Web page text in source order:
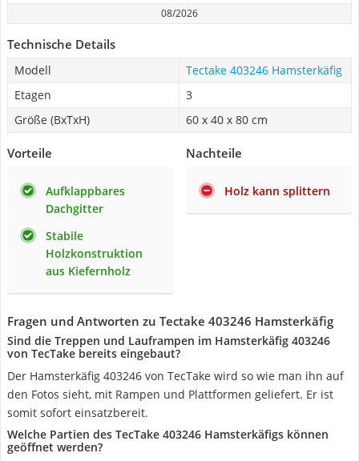
08/2026
Technische Details
Modell
Tectake 403246 Hamsterkäfig
Etagen
3
Größe (BxTxH)
60 x 40 x 80 cm
Vorteile
Aufklappbares
Dachgitter
Stabile
Holzkonstruktion
aus Kiefernholz
Nachteile
Holz kann splittern
Fragen und Antworten zu Tectake 403246 Hamsterkäfig
Sind die Treppen und Lauframpen im Hamsterkäfig 403246
von TecTake bereits eingebaut?
Der Hamsterkäfig 403246 von TecTake wird so wie man ihn auf
den Fotos sieht, mit Rampen und Plattformen geliefert. Er ist
somit sofort einsatzbereit.
Welche Partien des TecTake 403246 Hamsterkäfigs können
geöffnet werden?